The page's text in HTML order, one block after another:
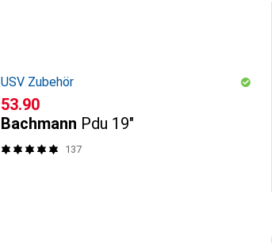
USV Zubehör
CHF
53.90
Bachmann Pdu 19"
137